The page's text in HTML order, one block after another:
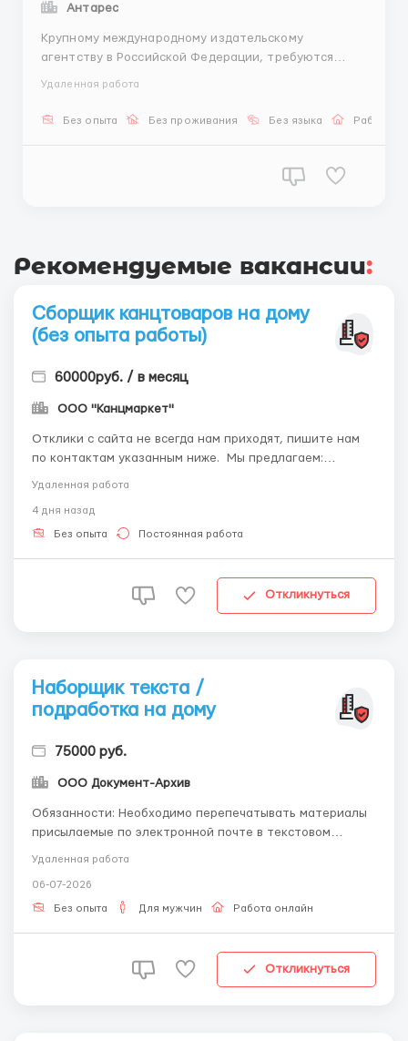
Антарес
Крупному международному издательскому
агентству в Российской Федерации, требуются
занятость, гибкий график Возможно временное, или
Удаленная работа
Без опыта Без проживания Без языка Работа
Рекомендуемые вакансии:
Сборщик канцтоваров на дому
(без опыта работы)
60000руб. / в месяц
ООО "Канцмаркет"
Отклики с сайта не всегда нам приходят, пишите нам
по контактам указанным ниже. Мы предлагаем:
учебой. Обязанности; качественная сборка
канцелярской продукции, сдача работы в оговоренные...
Удаленная работа
4 дня назад
Без опыта Постоянная работа
Откликнуться
Наборщик текста /
подработка на дому
75000 руб.
ООО Документ-Архив
Обязанности: Необходимо перепечатывать материалы
присылаемые по электронной почте в текстовом
Условия: Надомная работа со свободным графиком,
зарплата сдельная, можно работать удаленно или по
Удаленная работа
06-07-2026
Без опыта Для мужчин Работа онлайн
Откликнуться